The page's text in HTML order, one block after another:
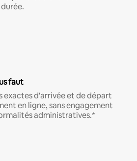
faut
exactes d'arrivée et de départ
en ligne, sans engagement
administratives.*